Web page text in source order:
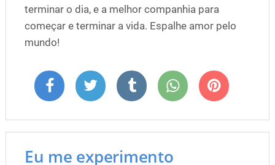
terminar o dia, e a melhor companhia para
começar e terminar a vida. Espalhe amor pelo
mundo!
Eu me experimento